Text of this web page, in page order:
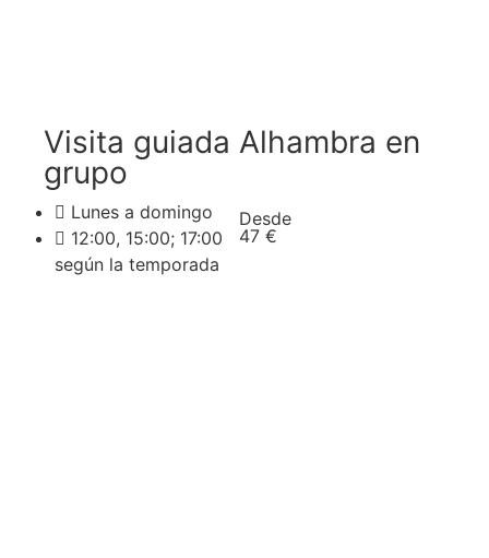
Visita guiada Alhambra en
grupo
Lunes a domingo
12:00, 15:00; 17:00
según la temporada
Desde
47 €